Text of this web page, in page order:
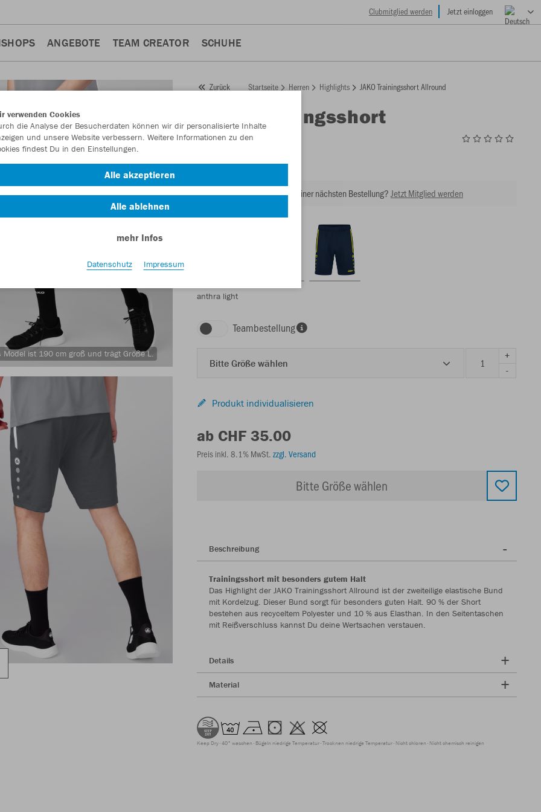
Clubmitglied werden Jetzt einloggen
ANGEBOTE TEAM CREATOR SCHUHE
Model ist 190 cm groß und trägt Größe L.
Zurück Startseite Herren Highlights JAKO Trainingsshort Allround
Trainingsshort
Allround
Lust auf 30% Rabatt bei Deiner nächsten Bestellung? Jetzt Mitglied werden
anthra light
Teambestellung
Bitte Größe wählen
+
-
Produkt individualisieren
ab CHF 35.00
Preis inkl. 8.1% MwSt. zzgl. Versand
Bitte Größe wählen
Beschreibung
Trainingsshort mit besonders gutem Halt
Das Highlight der JAKO Trainingsshort Allround ist der zweiteilige elastische Bund
mit Kordelzug. Dieser Bund sorgt für besonders guten Halt. 90 % der Short
bestehen aus recyceltem Polyester und 10 % aus Elasthan. In den Seitentaschen
mit Reißverschluss kannst Du deine Wertsachen verstauen.
Details
Material
Keep Dry 40° waschen Bügeln niedrige Temperatur Trocknen niedrige Temperatur Nicht chloren Nicht chemisch reinigen
verwenden Cookies
die Analyse der Besucherdaten können wir dir personalisierte Inhalte
und unsere Website verbessern. Weitere Informationen zu den
findest Du in den Einstellungen.
Alle akzeptieren
Alle ablehnen
mehr Infos
Datenschutz Impressum